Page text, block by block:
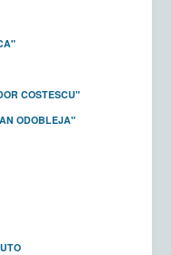
COSTESCU"
ODOBLEJA"